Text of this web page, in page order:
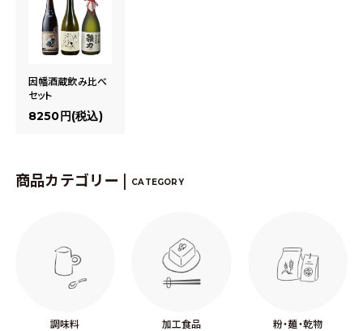
因幡酒蔵飲み比べ
セット
8250円(税込)
商品カテゴリー | CATEGORY
調味料 加工食品 粉・麺・乾物